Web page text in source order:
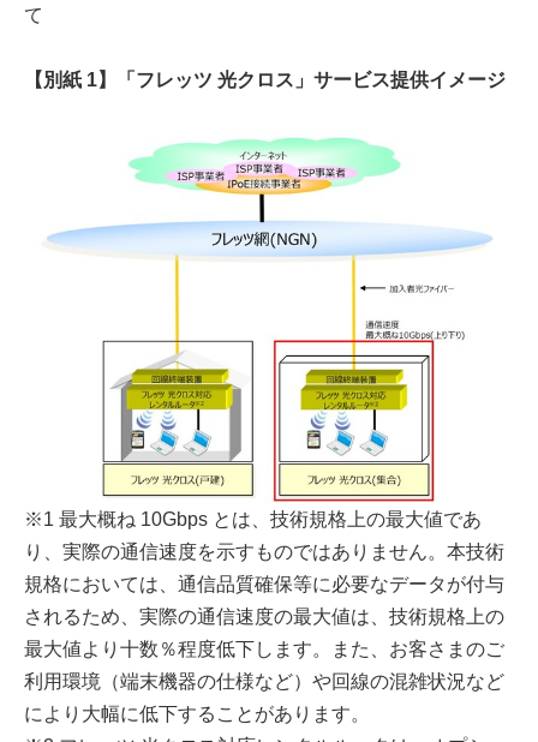
て
【別紙 1】「フレッツ 光クロス」サービス提供イメージ
※1 最大概ね 10Gbps とは、技術規格上の最大値であ
り、実際の通信速度を示すものではありません。本技術
規格においては、通信品質確保等に必要なデータが付与
されるため、実際の通信速度の最大値は、技術規格上の
最大値より十数％程度低下します。また、お客さまのご
利用環境（端末機器の仕様など）や回線の混雑状況など
により大幅に低下することがあります。